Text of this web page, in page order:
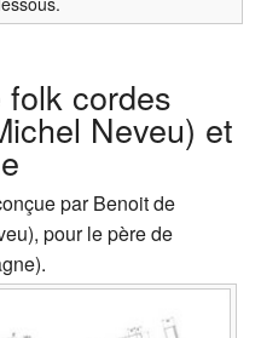
cordes
Neveu) et
par Benoit de
pour le père de